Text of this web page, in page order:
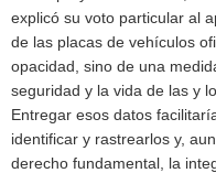
explicó su voto particular al
de las placas de vehículos
opacidad, sino de una
seguridad y la vida de las y
Entregar esos datos
identificar y rastrearlos y,
derecho fundamental, la